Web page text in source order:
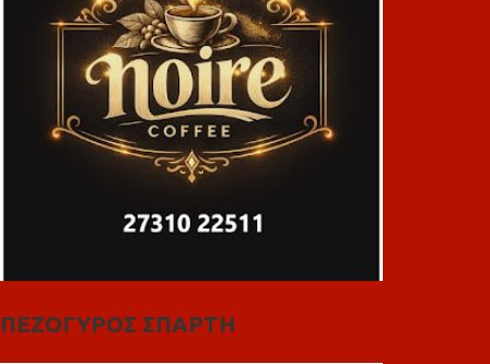
ΠΕΖΟΓΥΡΟΣ ΣΠΑΡΤΗ